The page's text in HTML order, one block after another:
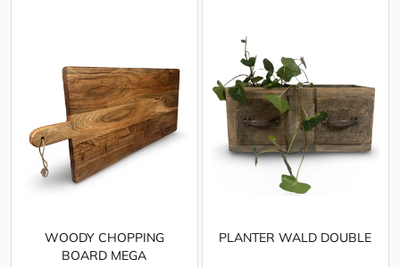
WOODY CHOPPING
BOARD MEGA
PLANTER WALD DOUBLE